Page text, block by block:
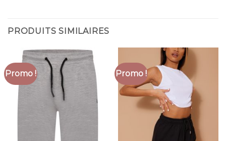
PRODUITS SIMILAIRES
Promo ! Promo !